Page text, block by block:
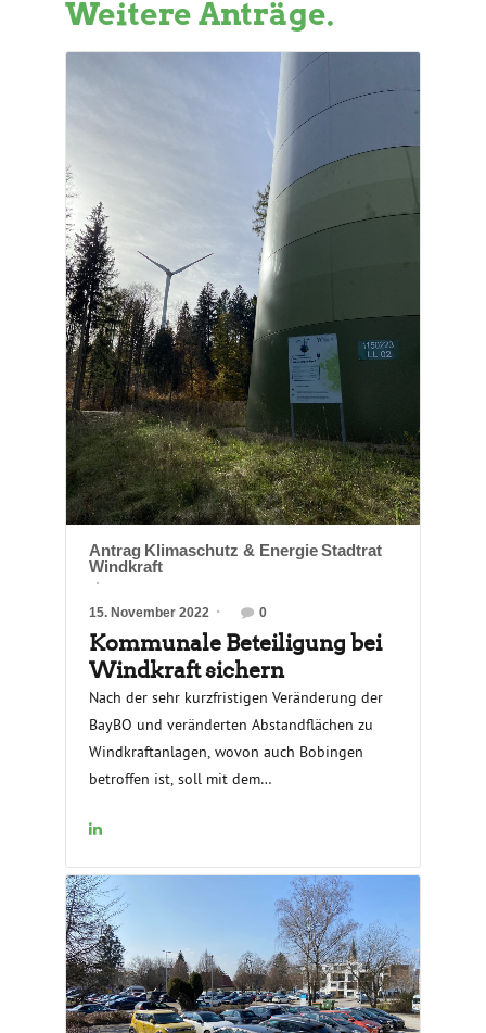
Weitere Anträge.
Antrag Klimaschutz & EnergieStadtrat
Windkraft
15. November 2022 0
Kommunale Beteiligung bei
Windkraft sichern
Nach der sehr kurzfristigen Veränderung der
BayBO und veränderten Abstandflächen zu
Windkraftanlagen, wovon auch Bobingen
betroffen ist, soll mit dem
Beteiligung und Bürgerbeteiligung